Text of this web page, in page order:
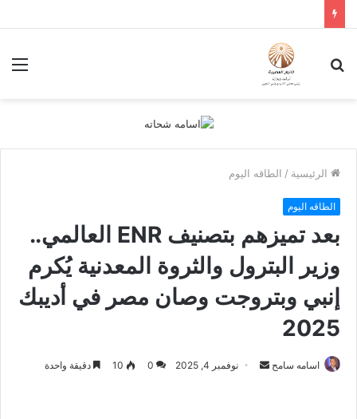
الرئيسية / الطاقه اليوم
الطاقه اليوم
بعد تميزهم بتصنيف ENR العالمي..
وزير البترول والثروة المعدنية يُكرم
إنبي وبتروجت وصان مصر في أديبك
2025
اسامه سامح
أرسل نوفمبر 4, 2025 0
10 دقيقة واحدة